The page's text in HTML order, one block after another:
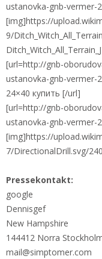
ustanovka-gnb-vermer-
[img]https://
9/
[url=http://gnb-
ustanovka-gnb-vermer-
24×40 купить [/url]
[url=http://gnb-
ustanovka-gnb-vermer-
[img]https://
7/DirectionalDrill.svg/
Pressekontakt:
google
Dennisgef
New Hampshire
144412 Norra
mail@simptomer.com